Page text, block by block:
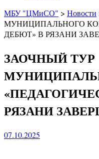
МБУ "ЦМиСО" > Новости
МУНИЦИПАЛЬНОГО
ДЕБЮТ» В РЯЗАНИ
ЗАОЧНЫЙ ТУР
РЯЗАНИ
07.10.2025